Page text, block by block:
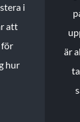
i
att
för
hur
är